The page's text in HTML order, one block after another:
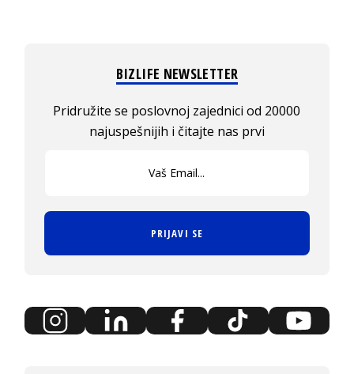
BIZLIFE NEWSLETTER
Pridružite se poslovnoj zajednici od 20000
najuspešnijih i čitajte nas prvi
PRIJAVI SE